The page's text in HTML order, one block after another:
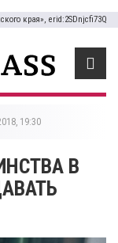
края», erid:2SDnjcfi73Q
19:30
В